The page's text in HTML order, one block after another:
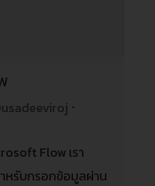
Flow เรา
หรับกรอกข้อมูลผ่าน